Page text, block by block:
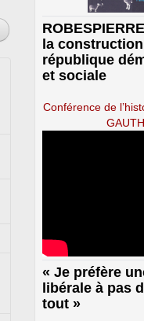
la construction
république
et sociale
Conférence de
« Je préfère
libérale à pas
tout »